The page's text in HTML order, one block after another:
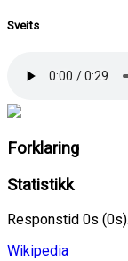
Sveits
Forklaring
Statistikk
Responstid 0s
Wikipedia